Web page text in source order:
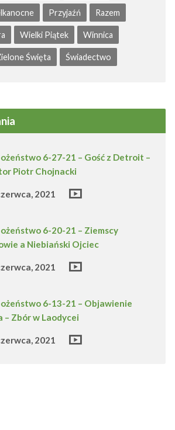
Przyjaźń Razem
Wielki Piątek Winnica
Święta Świadectwo
6-27-21 – Gość z Detroit –
Piotr Chojnacki
2021
6-20-21 – Ziemscy
a Niebiański Ojciec
2021
6-13-21 – Objawienie
– Zbór w Laodycei
2021